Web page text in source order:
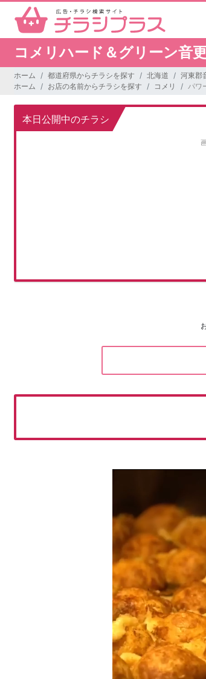
コメリハード＆グリーン音
ホーム 都道府県からチラシを探す 北海道 河東郡
ホーム
お店の名前からチラシを探す コメリ パワ
本日公開中のチラシ